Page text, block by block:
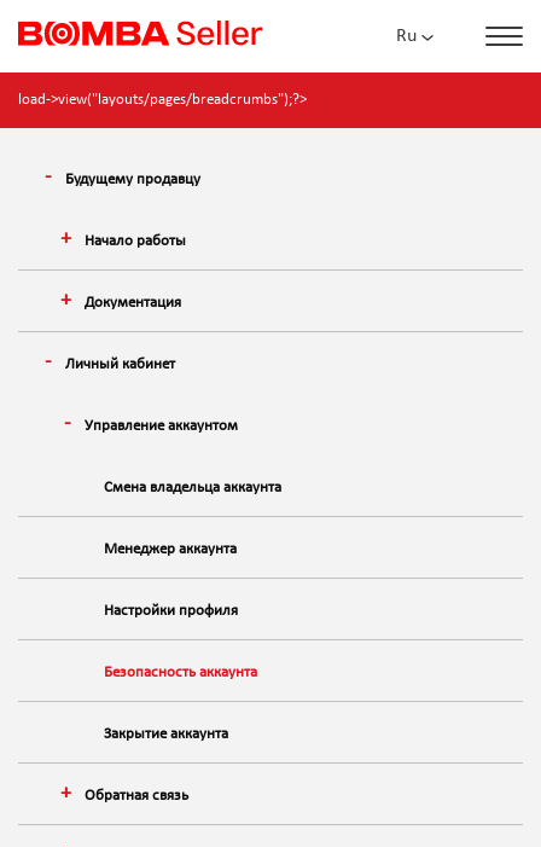
Ru
load->view("layouts/pages/breadcrumbs");?>
Будущему продавцу
Начало работы
Документация
Личный кабинет
Управление аккаунтом
Смена владельца аккаунта
Менеджер аккаунта
Настройки профиля
Безопасность аккаунта
Закрытие аккаунта
Обратная связь